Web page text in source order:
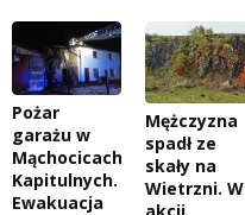
Pożar
garażu w
Mąchocicach
Kapitulnych.
Ewakuacja
Mężczyzna
spadł ze
skały na
Wietrzni. W